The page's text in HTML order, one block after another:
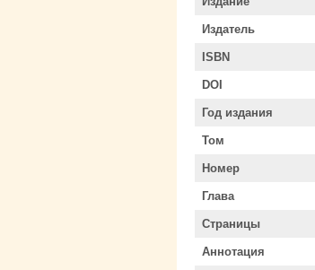
Издатель
ISBN
DOI
Год издания
Том
Номер
Глава
Страницы
Аннотация